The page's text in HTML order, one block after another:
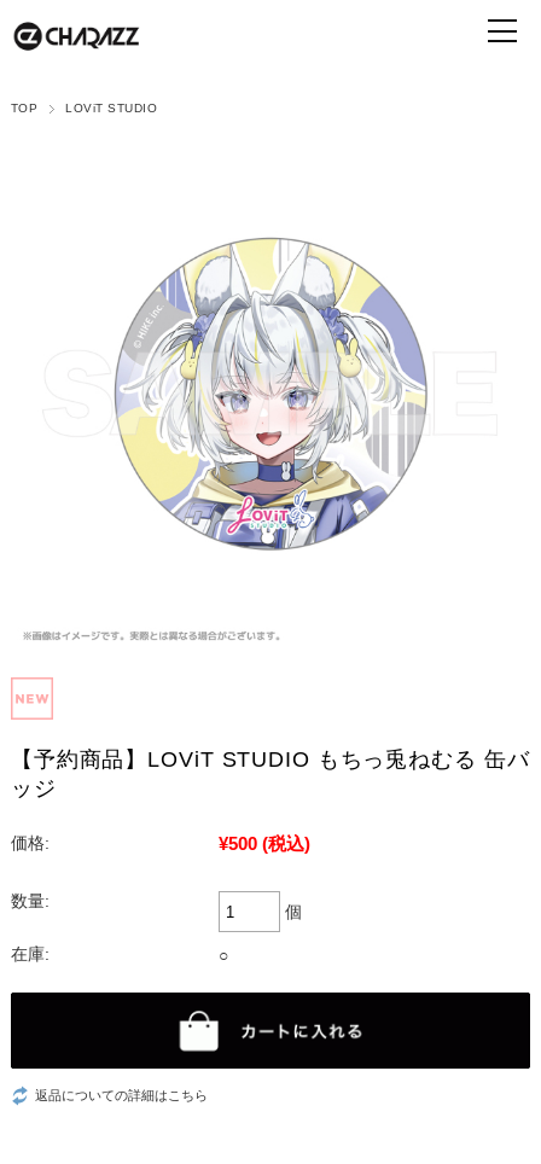
TOP LOViT STUDIO
【予約商品】LOViT STUDIO もちっ兎ねむる 缶バ
ッジ
価格: ¥500 (税込)
数量:
個
在庫: ○
返品についての詳細はこちら